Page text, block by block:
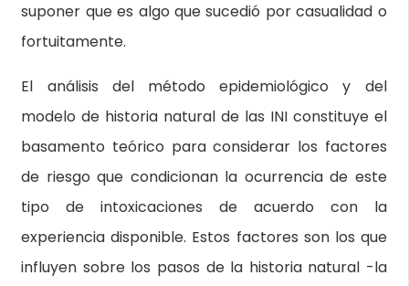
suponer que es algo que sucedió por casualidad o
fortuitamente.
El análisis del método epidemiológico y del
modelo de historia natural de las INI constituye el
basamento teórico para considerar los factores
de riesgo que condicionan la ocurrencia de este
tipo de intoxicaciones de acuerdo con la
experiencia disponible. Estos factores son los que
influyen sobre los pasos de la historia natural -la